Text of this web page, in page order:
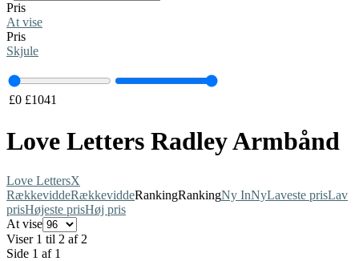
Pris
At vise
Pris
Skjule
£0 £1041
Love Letters Radley Armbånd
Love LettersX
RækkeviddeRækkeviddeRankingRankingNy InNyLaveste prisLav
prisHøjeste prisHøj pris
At vise
Viser 1 til 2 af 2
Side 1 af 1